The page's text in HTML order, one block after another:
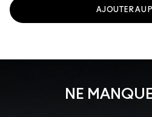
AJOUTER AU
NE